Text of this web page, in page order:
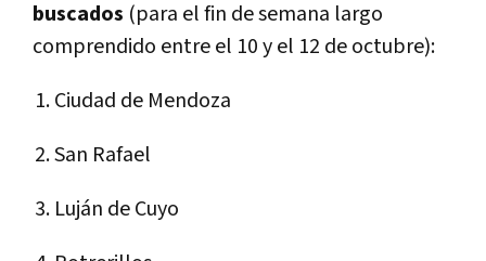
buscados (para el fin de semana largo
comprendido entre el 10 y el 12 de octubre):
Ciudad de Mendoza
San Rafael
Luján de Cuyo